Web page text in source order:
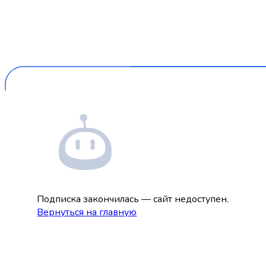
Подписка закончилась — сайт недоступен.
Вернуться на главную